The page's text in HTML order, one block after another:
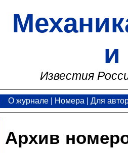
и
Известия
О журнале| Номера Для
Архив